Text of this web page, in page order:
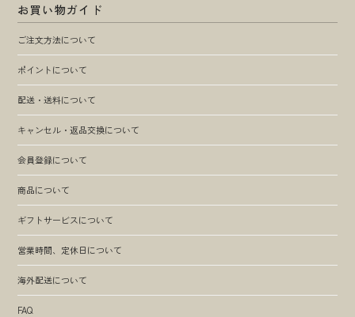
お買い物ガイド
ご注文方法について
ポイントについて
配送・送料について
キャンセル・返品交換について
会員登録について
商品について
ギフトサービスについて
営業時間、定休日について
海外配送について
FAQ